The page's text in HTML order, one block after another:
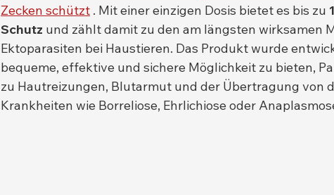
Zecken schützt . Mit einer einzigen Dosis bietet es bis zu
Schutz und zählt damit zu den am längsten wirksamen
Ektoparasiten bei Haustieren. Das Produkt wurde
bequeme, effektive und sichere Möglichkeit zu bieten,
zu Hautreizungen, Blutarmut und der Übertragung von
Krankheiten wie Borreliose, Ehrlichiose oder